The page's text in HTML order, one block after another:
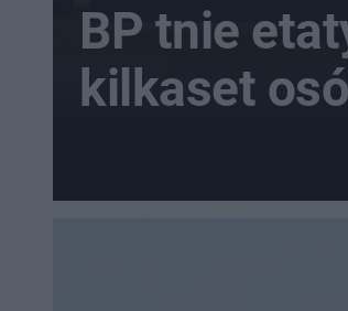
BP tnie
kilkaset